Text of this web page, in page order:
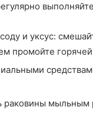
и уксус:
промойте
раковины